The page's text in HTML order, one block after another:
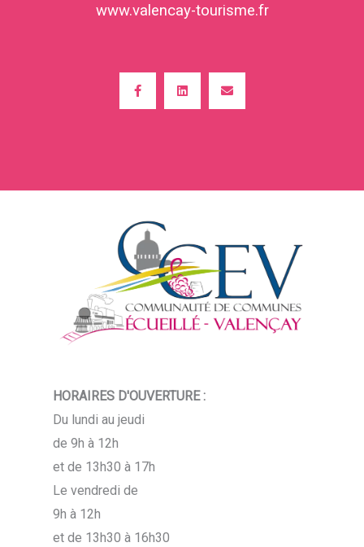
www.valencay-tourisme.fr
Facebook-
f
LinkedinEnvelope
HORAIRES D'OUVERTURE :
Du lundi au jeudi
de 9h à 12h
et de 13h30 à 17h
Le vendredi de
9h à 12h
et de 13h30 à 16h30